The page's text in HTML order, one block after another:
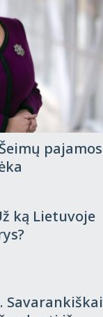
pajamos
ką Lietuvoje
Savarankiškai